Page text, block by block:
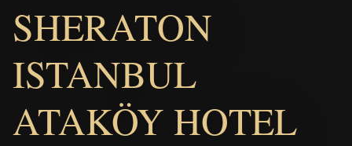
SHERATON
ISTANBUL
ATAKÖY HOTEL